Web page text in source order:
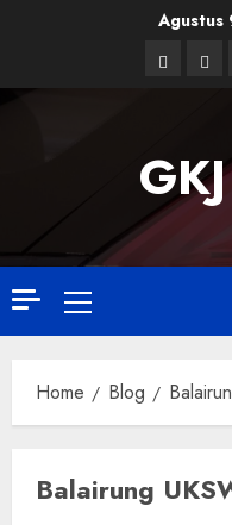
Agustus
Facebook
Primary
Menu
Home Blog
Balairung